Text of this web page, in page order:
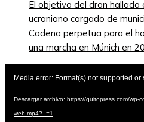
El objetivo del dron hallado
ucraniano cargado de
Cadena perpetua para el
una marcha en Múnich en
de
vídeo
Media error: Format(s) not supported or
Descargar archivo: https://quitopress.com/wp-
web.mp4?_=1